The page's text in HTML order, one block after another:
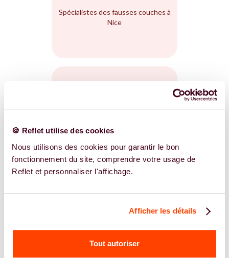
🍪 Reflet utilise des cookies
Nous utilisons des cookies pour garantir le bon
fonctionnement du site, comprendre votre usage de
Reflet et personnaliser l'affichage.
Afficher les détails
Tout autoriser
Spécialistes des fausses couches à
Nice
CONGÉLATION D'OVOCYTES
d'ovocytes à Nice
SAGE FEMME GYNÉCOLOGUE
Nice